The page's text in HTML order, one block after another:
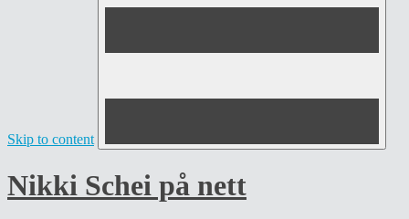
Skip to content
Nikki Schei på nett